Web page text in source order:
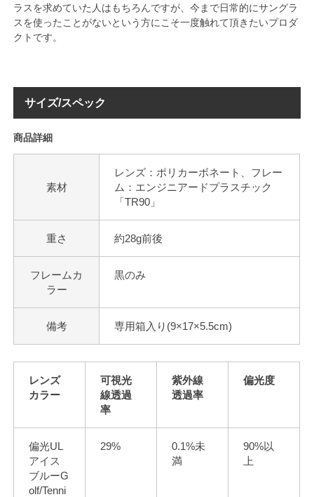
ラスを求めていた人はもちろんですが、今まで日常的にサングラ
スを使ったことがないという方にこそ一度触れて頂きたいプロダ
クトです。
サイズ/スペック
商品詳細
素材
レンズ：ポリカーボネート、フレー
ム：エンジニアードプラスチック
「TR90」
重さ 約28g前後
フレームカ
ラー
黒のみ
備考 専用箱入り(9×17×5.5cm)
レンズ
カラー
可視光
線透過
率
紫外線
透過率
偏光度
偏光UL
アイス
ブルーG
olf/Tenni
29%
0.1%未
満
90%以
上